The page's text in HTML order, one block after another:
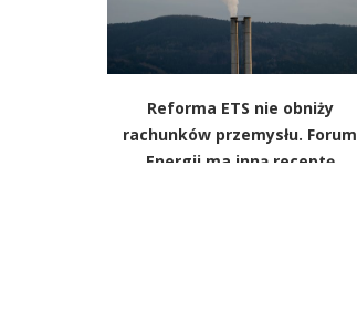
Reforma ETS nie obniży
rachunków przemysłu. Forum
Energii ma inną receptę